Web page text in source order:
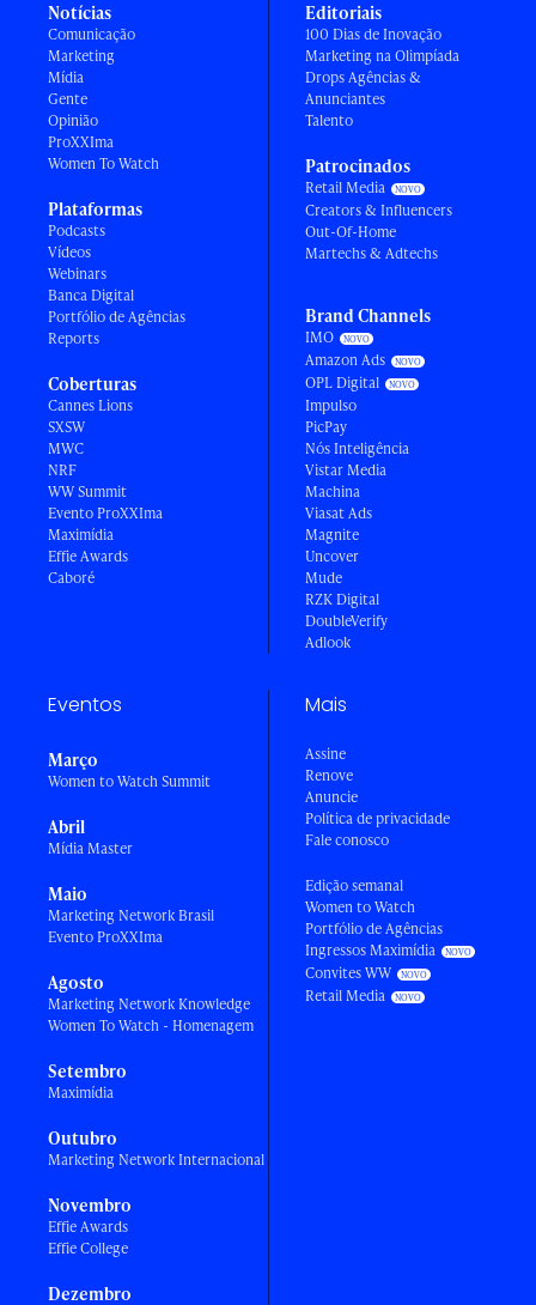
Notícias
Comunicação
Marketing
Mídia
Gente
Opinião
ProXXIma
Women To Watch
Plataformas
Podcasts
Vídeos
Webinars
Banca Digital
Portfólio de Agências
Reports
Coberturas
Cannes Lions
SXSW
MWC
NRF
WW Summit
Evento ProXXIma
Maximídia
Effie Awards
Caboré
Editoriais
100 Dias de Inovação
Marketing na Olimpíada
Drops Agências &
Anunciantes
Talento
Patrocinados
Retail Media
Creators & Influencers
Out-Of-Home
Martechs & Adtechs
Brand Channels
IMO
Amazon Ads
OPL Digital
Impulso
PicPay
Nós Inteligência
Vistar Media
Machina
Viasat Ads
Magnite
Uncover
Mude
RZK Digital
DoubleVerify
Adlook
Eventos
Março
Women to Watch Summit
Abril
Mídia Master
Maio
Marketing Network Brasil
Evento ProXXIma
Agosto
Marketing Network Knowledge
Women To Watch - Homenagem
Setembro
Maximídia
Outubro
Marketing Network Internacional
Novembro
Effie Awards
Effie College
Dezembro
Mais
Assine
Renove
Anuncie
Política de privacidade
Fale conosco
Edição semanal
Women to Watch
Portfólio de Agências
Ingressos Maximídia
Convites WW
Retail Media